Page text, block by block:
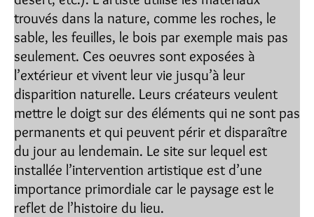
trouvés dans la nature, comme les roches, le
sable, les feuilles, le bois par exemple mais pas
seulement. Ces oeuvres sont exposées à
l’extérieur et vivent leur vie jusqu’à leur
disparition naturelle. Leurs créateurs veulent
mettre le doigt sur des éléments qui ne sont pas
permanents et qui peuvent périr et disparaître
du jour au lendemain. Le site sur lequel est
installée l’intervention artistique est d’une
importance primordiale car le paysage est le
reflet de l’histoire du lieu.